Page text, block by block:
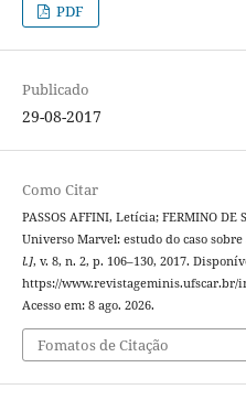
PDF
Publicado
29-08-2017
Como Citar
PASSOS AFFINI, Letícia; FERMINO
Universo Marvel: estudo do caso sobre
l.], v. 8, n. 2, p. 106–130, 2017.
https://www.revistageminis.ufscar.br/
Acesso em: 8 ago. 2026.
Fomatos de Citação